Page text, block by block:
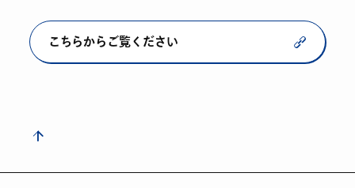
こちらからご覧ください